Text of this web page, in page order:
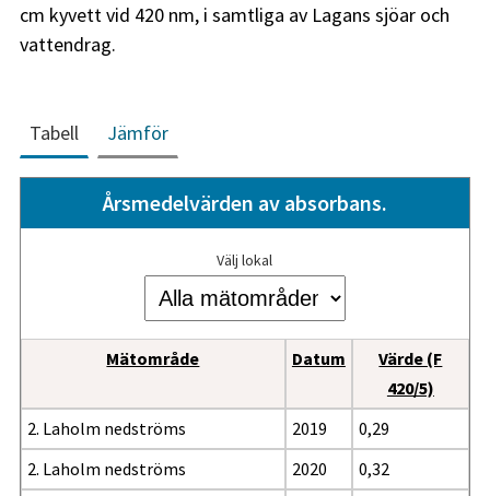
cm kyvett vid 420 nm, i samtliga av Lagans sjöar och
vattendrag.
Tabell Jämför
Årsmedelvärden av absorbans.
Välj lokal
Mätområde Datum
Värde (F
420/5)
2. Laholm nedströms
2019
0,29
2. Laholm nedströms
2020
0,32